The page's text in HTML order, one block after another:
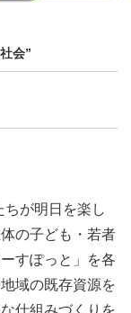
会”
ちが明日を楽し
の子ども・若者
すぽっと」を各
域の既存資源を
仕組みづくりを